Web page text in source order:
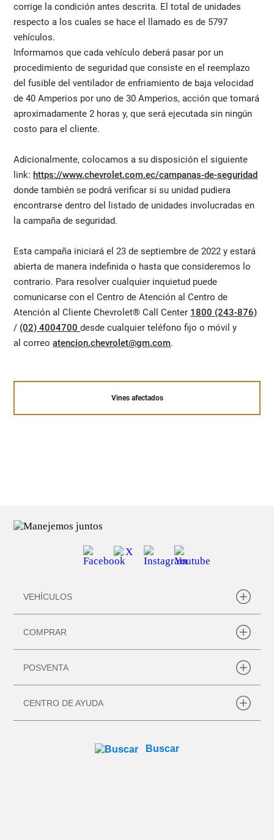
corrige la condición antes descrita. El total de unidades
respecto a los cuales se hace el llamado es de 5797
vehículos.
Informamos que cada vehículo deberá pasar por un
procedimiento de seguridad que consiste en el reemplazo
del fusible del ventilador de enfriamiento de baja velocidad
de 40 Amperios por uno de 30 Amperios, acción que tomará
aproximadamente 2 horas y, que será ejecutada sin ningún
costo para el cliente.
Adicionalmente, colocamos a su disposición el siguiente
link:https://www.chevrolet.com.ec/campanas-de-seguridad
donde también se podrá verificar si su unidad pudiera
encontrarse dentro del listado de unidades involucradas en
la campaña de seguridad.
Esta campaña iniciará el 23 de septiembre de 2022 y estará
abierta de manera indefinida o hasta que consideremos lo
contrario. Para resolver cualquier inquietud puede
comunicarse con el Centro de Atención al Centro de
Atención al Cliente Chevrolet® Call Center 1800 (243-876)
/ (02) 4004700desde cualquier teléfono fijo o móvil y
al correoatencion.chevrolet@gm.com.
Vines afectados